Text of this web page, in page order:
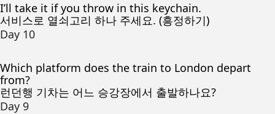
I’ll take it if you throw in this keychain.
서비스로 열쇠고리 하나 주세요. (흥정하기)
Day 10
Which platform does the train to London depart
from?
런던행 기차는 어느 승강장에서 출발하나요?
Day 9